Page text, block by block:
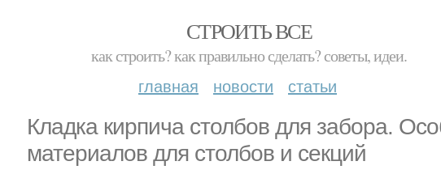
СТРОИТЬ ВСЕ
как строить? как правильно сделать? советы, идеи.
главная новости статьи
Кладка кирпича столбов для забора.
материалов для столбов и секций